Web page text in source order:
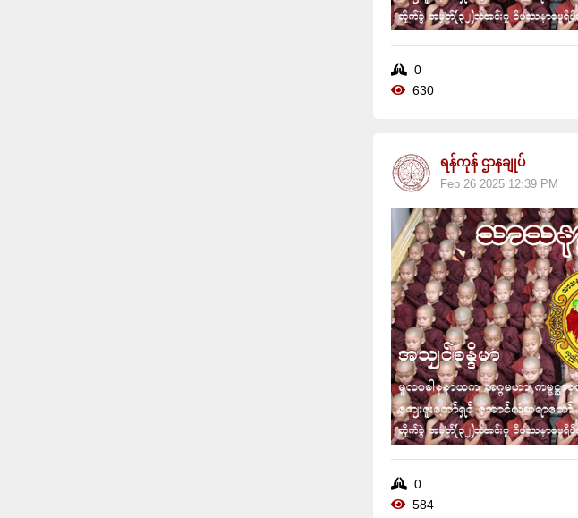
0
630
ရန်ကုန် ဌာနချုပ်
Feb 26 2025 12:39 PM
0
584